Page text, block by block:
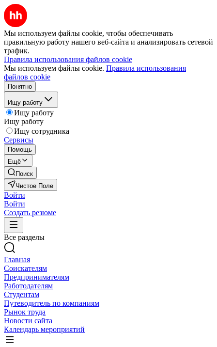
Мы используем файлы cookie, чтобы обеспечивать
правильную работу нашего веб-сайта и анализировать сетевой
трафик.
Правила использования файлов cookie
Мы используем файлы cookie. Правила использования
файлов cookie
Понятно
Ищу работу
Ищу работу
Ищу работу
Ищу сотрудника
Сервисы
Помощь
Ещё
Поиск
Чистое Поле
Войти
Войти
Создать резюме
Все разделы
Главная
Соискателям
Предпринимателям
Работодателям
Студентам
Путеводитель по компаниям
Рынок труда
Новости сайта
Календарь мероприятий